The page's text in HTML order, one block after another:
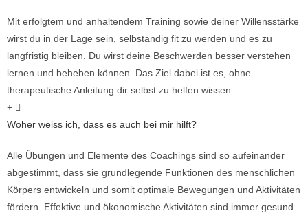
Mit erfolgtem und anhaltendem Training sowie deiner Willensstärke
wirst du in der Lage sein, selbständig fit zu werden und es zu
langfristig bleiben. Du wirst deine Beschwerden besser verstehen
lernen und beheben können. Das Ziel dabei ist es, ohne
therapeutische Anleitung dir selbst zu helfen wissen.
Woher weiss ich, dass es auch bei mir hilft?
Alle Übungen und Elemente des Coachings sind so aufeinander
abgestimmt, dass sie grundlegende Funktionen des menschlichen
Körpers entwickeln und somit optimale Bewegungen und Aktivitäten
fördern. Effektive und ökonomische Aktivitäten sind immer gesund